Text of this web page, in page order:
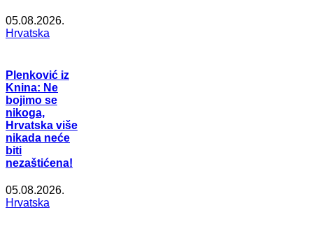
05.08.2026.
Hrvatska
Plenković iz
Knina: Ne
bojimo se
nikoga,
Hrvatska više
nikada neće
biti
nezaštićena!
05.08.2026.
Hrvatska